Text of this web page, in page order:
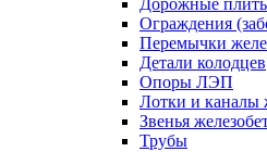
Дорожные
Ограждения
Перемычки
Детали колодцев
Опоры ЛЭП
Лотки и каналы
Звенья
Трубы